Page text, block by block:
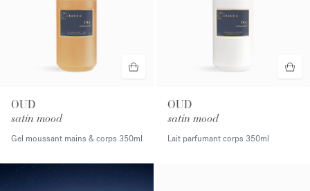
OUD
satin mood
Gel moussant mains & corps 350ml
OUD
satin mood
Lait parfumant corps 350ml